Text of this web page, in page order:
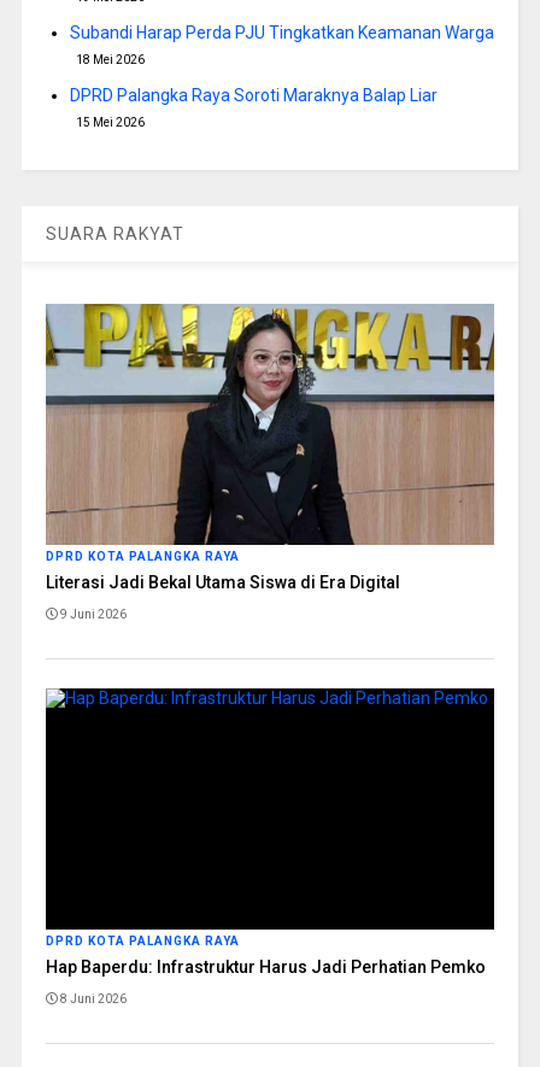
Subandi Harap Perda PJU Tingkatkan Keamanan Warga
18 Mei 2026
DPRD Palangka Raya Soroti Maraknya Balap Liar
15 Mei 2026
SUARA RAKYAT
DPRD KOTA PALANGKA RAYA
Literasi Jadi Bekal Utama Siswa di Era Digital
9 Juni 2026
DPRD KOTA PALANGKA RAYA
Hap Baperdu: Infrastruktur Harus Jadi Perhatian Pemko
8 Juni 2026